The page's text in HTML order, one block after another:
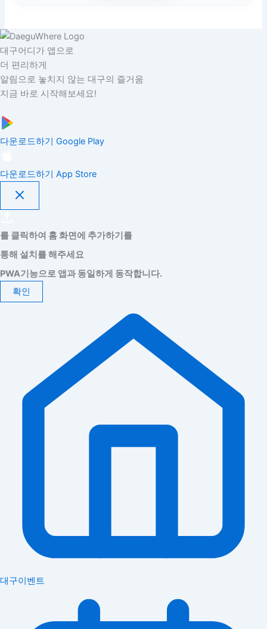
대구어디가 앱으로
더 편리하게
알림으로 놓치지 않는 대구의 즐거움
지금 바로 시작해보세요!
다운로드하기 Google Play
다운로드하기 App Store
를 클릭하여 홈 화면에 추가하기를
통해 설치를 해주세요
PWA기능으로 앱과 동일하게 동작합니다.
확인
대구이벤트